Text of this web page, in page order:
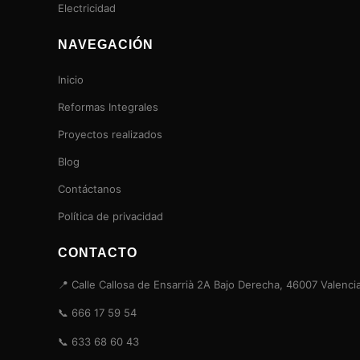
Electricidad
NAVEGACIÓN
Inicio
Reformas Integrales
Proyectos realizados
Blog
Contáctanos
Política de privacidad
CONTACTO
📍 Calle Callosa de Ensarrià 2A Bajo Derecha, 46007
📞 666 17 59 54
📞 633 68 60 43